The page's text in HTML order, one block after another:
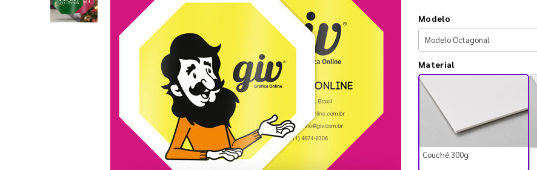
Modelo
Material
Couché 300g